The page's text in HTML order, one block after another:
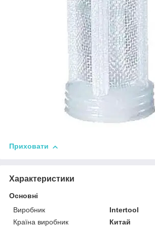
Приховати
Характеристики
Основні
Виробник
Intertool
Країна виробник
Китай